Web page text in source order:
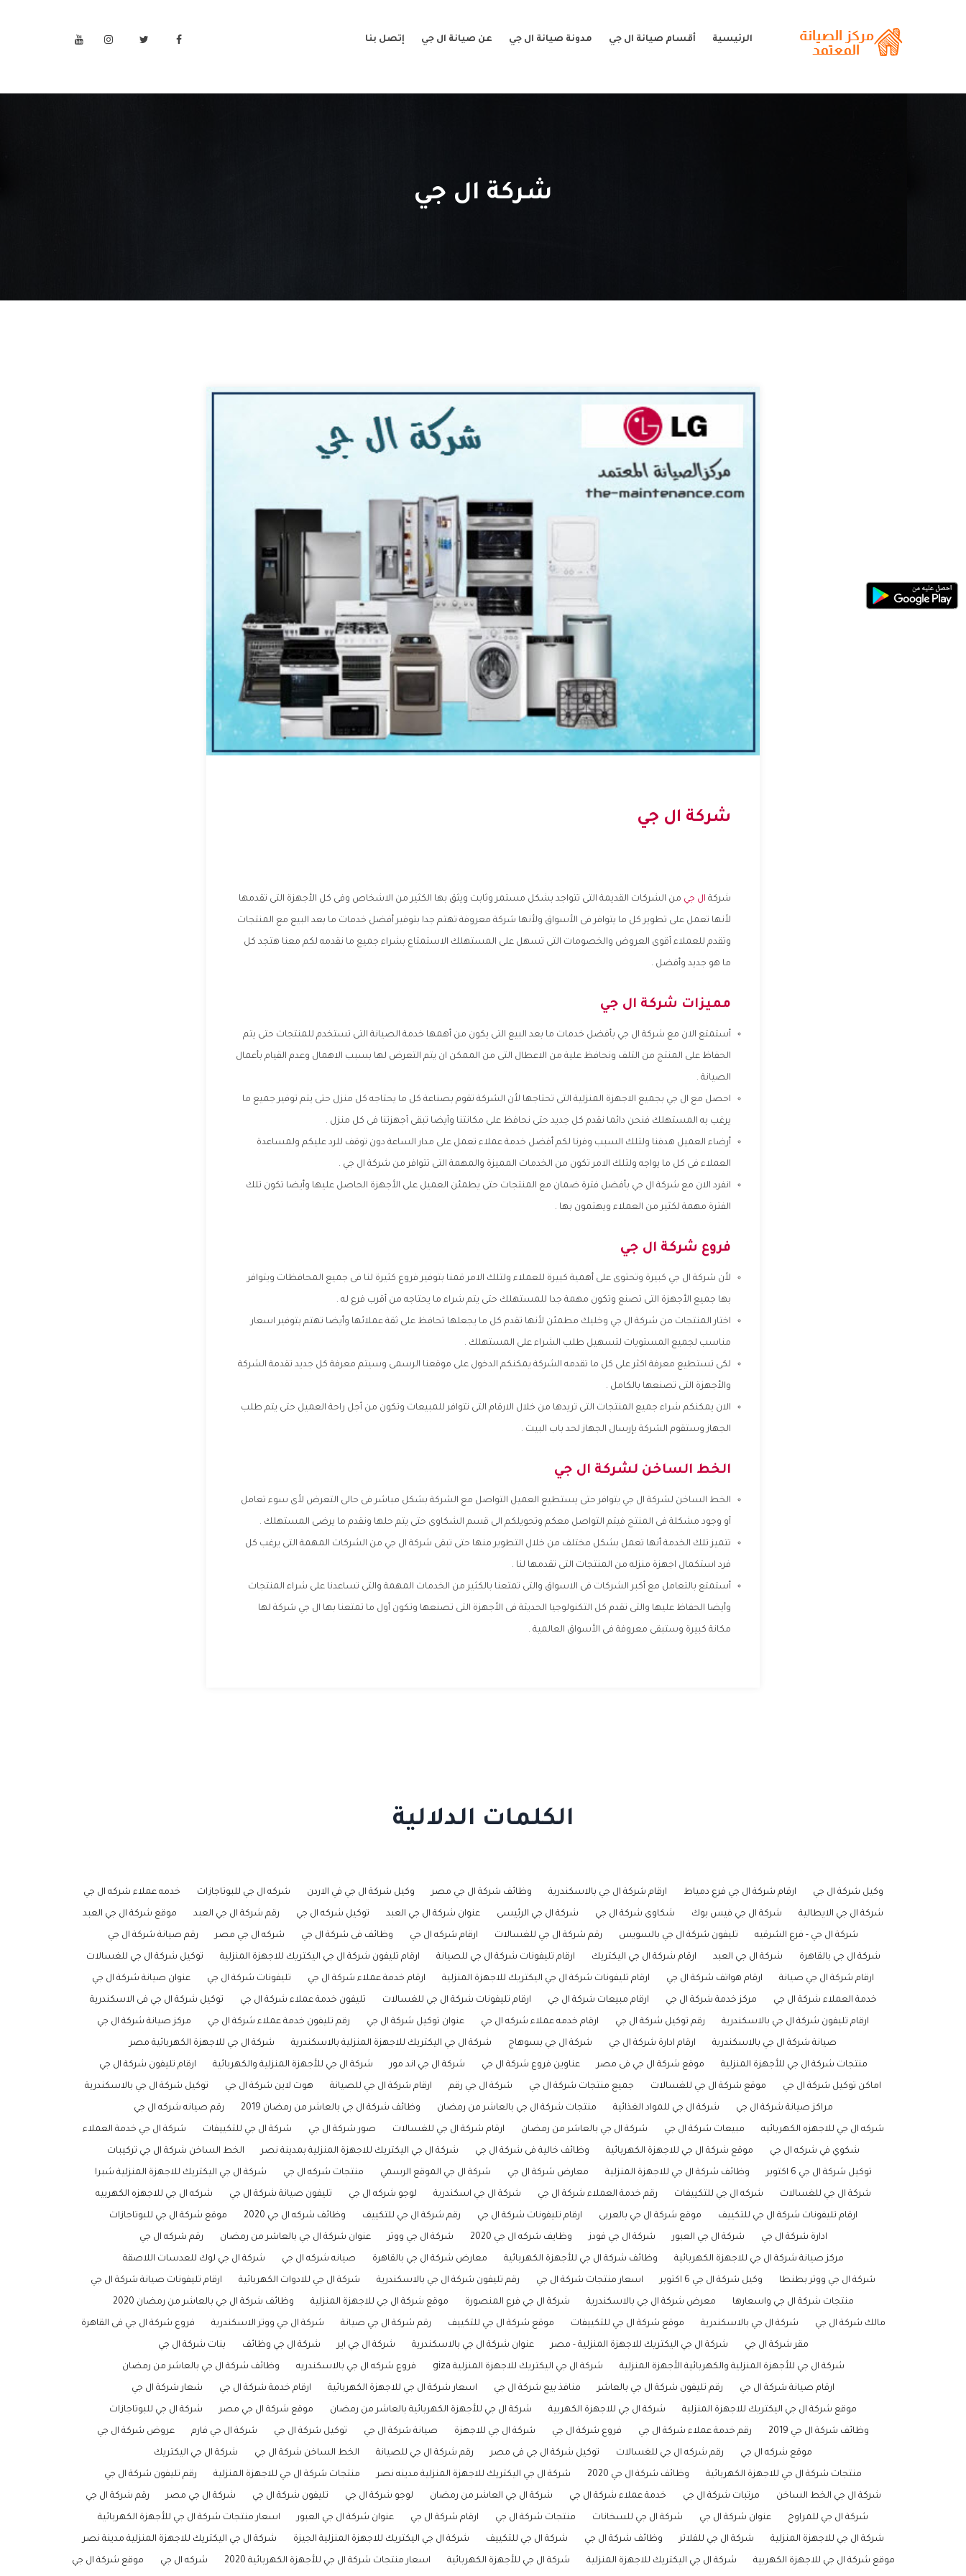
الرئيسية أقسام صيانة ال جي مدونة صيانة ال جي عن صيانة ال جي إتصل بنا
شركة ال جي
شركة ال جي
شركة ال جي من الشركات القديمة التى تتواجد بشكل مستمر وثابت ويثق بها الكثير من الاشخاص وفى كل الأجهزة التى تقدمها
لأنها تعمل على تطوير كل ما يتوافر فى الأسواق ولأنها شركة معروفة تهتم جدا بتوفير أفضل خدمات ما بعد البيع مع المنتجات
وتقدم للعملاء أقوى العروض والخصومات التى تسهل على المستهلك الاستمتاع بشراء جميع ما نقدمه لكم معنا هتجد كل
ما هو جديد وأفضل .
مميزات شركة ال جي
أستمتع الان مع شركة ال جي بأفضل خدمات ما بعد البيع التى يكون من أهمها خدمة الصيانة التى تستخدم للمنتجات حتى يتم
الحفاظ على المنتج من التلف ونحافظ علية من الاعطال التى من الممكن ان يتم التعرض لها بسبب الاهمال وعدم القيام بأعمال
الصيانة .
احصل مع ال جي بجميع الاجهزة المنزلية التى تحتاجها لأن الشركة تقوم بصناعة كل ما يحتاجه كل منزل حتى يتم توفير جميع ما
يرغب به المستهلك فنحن دائما نقدم كل جديد حتى نحافظ على مكانتنا وأيضا تبقى أجهزتنا فى كل منزل .
أرضاء العميل هدفنا ولتلك السبب وفرنا لكم أفضل خدمة عملاء تعمل على مدار الساعة دون توقف للرد عليكم ولمساعدة
العملاء فى كل ما يواجه ولتلك الامر تكون من الخدمات المميزة والمهمة التى تتوافر من شركة ال جي .
انفرد الان مع شركة ال جي بأفضل فترة ضمان مع المنتجات حتى يطمئن العميل على الأجهزة الحاصل عليها وأيضا تكون تلك
الفترة مهمة لكثير من العملاء ويهتمون بها .
فروع شركة ال جي
لأن شركة ال جي كبيرة وتحتوى على أهمية كبيرة للعملاء ولتلك الامر قمنا بتوفير فروع كثيرة لنا فى جميع المحافظات ويتوافر
بها جميع الأجهزة التى تصنع وتكون مهمة جدا للمستهلك حتى يتم شراء ما يحتاجه من أقرب فرع له .
اختار المنتجات من شركة ال جي وخليك مطمئن لأنها تقدم كل ما يجعلها تحافظ على ثقة عملائها وأيضا تهتم بتوفير اسعار
مناسب لجميع المستويات لتسهيل طلب الشراء على المستهلك .
لكى تستطيع معرفة اكثر على كل ما تقدمه الشركة يمكنكم الدخول على موقعنا الرسمى وسيتم معرفة كل جديد تقدمة الشركة
والأجهزة التى تصنعها بالكامل .
الان يمكنكم شراء جميع المنتجات التى تريدها من خلال الارقام التى تتوافر للمبيعات وتكون من أجل راحة العميل حتى يتم طلب
الجهاز وستقوم الشركة بإرسال الجهاز لحد باب البيت .
الخط الساخن لشركة ال جي
الخط الساخن لشركة ال جي يتوافر حتى يستطيع العميل التواصل مع الشركة بشكل مباشر فى حالى التعرض لأى سوء تعامل
أو وجود مشكلة فى المنتج فيتم التواصل معكم وتحويلكم الى قسم الشكاوى حتى يتم حلها ونقدم ما يرضى المستهلك .
تتميز تلك الخدمة أنها تعمل بشكل مختلف من خلال التطوير منها حتى تبقى شركة ال جي من الشركات المهمة التى يرغب كل
فرد استكمال اجهزة منزله من المنتجات التى تقدمها لنا .
أستمتع بالتعامل مع أكبر الشركات فى الاسواق والتى تمتعنا بالكثير من الخدمات المهمة والتى تساعدنا على شراء المنتجات
وأيضا الحفاظ عليها والتى تقدم كل التكنولوجيا الحديثة فى الأجهزة التى تصنعها وتكون أول ما تمتعنا بها ال جي شركة لها
مكانة كبيرة وستبقى معروفة فى الأسواق العالمية .
الكلمات الدلالية
وكيل شركة ال جي ارقام شركة ال جي فرع دمياط ارقام شركة ال جي بالاسكندرية وظائف شركة ال جي مصر وكيل شركة ال جي في الاردن شركه ال جي للبوتاجازات خدمه عملاء شركه ال جي
شركة ال جي الايطالية شركة ال جي فيس بوك شكاوى شركة ال جي شركة ال جي الرئيسى عنوان شركة ال جي العبد توكيل شركه ال جي رقم شركة ال جي العبد موقع شركة ال جي العبد
شركة ال جي - فرع الشرقيه تليفون شركة ال جي بالسويس رقم شركة ال جي للغسالات ارقام شركه ال جي وظائف فى شركة ال جي شركه ال جي مصر رقم صيانة شركة ال جي
شركة ال جي بالقاهرة شركة ال جي العبد ارقام شركة ال جي اليكتريك ارقام تليفونات شركة ال جي للصيانة ارقام تليفون شركة ال جي اليكتريك للاجهزة المنزلية توكيل شركة ال جي للغسالات
ارقام شركة ال جي صيانة ارقام هواتف شركة ال جي ارقام تليفونات شركة ال جي اليكتريك للاجهزة المنزلية ارقام خدمة عملاء شركة ال جي تليفونات شركة ال جي عنوان صيانة شركة ال جي
خدمة العملاء شركة ال جي مركز خدمة شركة ال جي ارقام مبيعات شركة ال جي ارقام تليفونات شركة ال جي للغسالات تليفون خدمة عملاء شركة ال جي توكيل شركة ال جي فى الاسكندرية
ارقام تليفون شركة ال جي بالاسكندرية رقم توكيل شركة ال جي ارقام خدمه عملاء شركه ال جي عنوان توكيل شركة ال جي رقم تليفون خدمة عملاء شركة ال جي مركز صيانة شركة ال جي
صيانة شركة ال جي بالاسكندرية ارقام ادارة شركة ال جي شركة ال جي بسوهاج شركة ال جي اليكتريك للاجهزة المنزلية بالاسكندرية شركة ال جي للاجهزة الكهربائية مصر
منتجات شركة ال جي للأجهزة المنزلية موقع شركة ال جي فى مصر عناوين فروع شركة ال جي شركة ال جي اند مور شركة ال جي للأجهزة المنزلية والكهربائية ارقام تليفون شركة ال جي
اماكن توكيل شركة ال جي موقع شركة ال جي للغسالات جميع منتجات شركة ال جي شركة ال جي رقم ارقام شركة ال جي للصيانة هوت لاين شركة ال جي توكيل شركة ال جي بالاسكندرية
مراكز صيانة شركة ال جي شركة ال جي للمواد الغذائية منتجات شركة ال جي بالعاشر من رمضان وظائف شركة ال جي بالعاشر من رمضان 2019 رقم صيانه شركه ال جي
شركه ال جي للاجهزه الكهربائيه مبيعات شركة ال جي شركة ال جي بالعاشر من رمضان ارقام شركة ال جي للغسالات صور شركة ال جي شركة ال جي للتكييفات شركة ال جي خدمة العملاء
شكوي في شركه ال جي موقع شركة ال جي للاجهزة الكهربائية وظائف خالية فى شركة ال جي شركة ال جي اليكتريك للاجهزة المنزلية بمدينة نصر الخط الساخن شركة ال جي تركيبات
توكيل شركة ال جي 6 اكتوبر وظائف شركة ال جي للاجهزة المنزلية معارض شركة ال جي شركة ال جي الموقع الرسمي منتجات شركه ال جي شركة ال جي اليكتريك للاجهزة المنزلية شبرا
شركة ال جي للغسالات شركه ال جي للتكييفات رقم خدمة العملاء شركة ال جي شركة ال جي اسكندرية لوجو شركه ال جي تليفون صيانة شركة ال جي شركه ال جي للاجهزه الكهربيه
ارقام تليفونات شركة ال جي للتكييف موقع شركة ال جي بالعربى ارقام تليفونات شركة ال جي رقم شركة ال جي للتكييف وظائف شركه ال جي 2020 موقع شركة ال جي للبوتاجازات
ادارة شركة ال جي شركة ال جي العبور شركة ال جي فودز وظايف شركه ال جي 2020 شركة ال جي ووتر عنوان شركة ال جي بالعاشر من رمضان رقم شركه ال جي
مركز صيانة شركة ال جي للاجهزة الكهربائية وظائف شركة ال جي للأجهزة الكهربائية معارض شركة ال جي بالقاهرة صيانه شركه ال جي شركة ال جي لوك للعدسات اللاصقة
شركة ال جي ووتر بطنطا وكيل شركة ال جي 6 اكتوبر اسعار منتجات شركة ال جي رقم تليفون شركة ال جي بالاسكندرية شركة ال جي للادوات الكهربائية ارقام تليفونات صيانة شركة ال جي
منتجات شركة ال جي واسعارها معرض شركة ال جي بالاسكندرية شركة ال جي فرع المنصورة موقع شركة ال جي للاجهزة المنزلية وظائف شركة ال جي بالعاشر من رمضان 2020
مالك شركة ال جي شركة ال جي بالاسكندرية موقع شركة ال جي للتكييفات موقع شركة ال جي للتكييف رقم شركة ال جي صيانة شركة ال جي ووتر الاسكندرية فروع شركة ال جي فى القاهرة
مقر شركة ال جي شركة ال جي اليكتريك للاجهزة المنزلية - مصر عنوان شركة ال جي بالاسكندرية شركة ال جي اير شركة ال جي وظائف بنات شركة ال جي
شركة ال جي للأجهزة المنزلية والكهربائية الأجهزة المنزلية شركة ال جي اليكتريك للاجهزة المنزلية giza فروع شركه ال جي بالاسكندريه وظائف شركة ال جي بالعاشر من رمضان
ارقام صيانة شركة ال جي رقم تليفون شركة ال جي بالعاشر منافذ بيع شركة ال جي اسعار شركة ال جي للاجهزة الكهربائية ارقام خدمة شركة ال جي شعار شركة ال جي
موقع شركة ال جي اليكتريك للاجهزة المنزلية شركة ال جي للاجهزة الكهربية شركة ال جي للأجهزة الكهربائية بالعاشر من رمضان موقع شركة ال جي مصر شركة ال جي للبوتاجازات
وظائف شركة ال جي 2019 رقم خدمة عملاء شركة ال جي فروع شركة ال جي شركة ال جي للاجهزة صيانة شركة ال جي توكيل شركة ال جي شركة ال جي فارم عروض شركة ال جي
موقع شركه ال جي رقم شركه ال جي للغسالات توكيل شركة ال جي فى مصر رقم شركة ال جي للصيانة الخط الساخن شركة ال جي شركة ال جي اليكتريك
منتجات شركة ال جي للاجهزة الكهربائية وظائف شركة ال جي 2020 شركة ال جي اليكتريك للاجهزة المنزلية مدينه نصر منتجات شركة ال جي للاجهزة المنزلية رقم تليفون شركة ال جي
شركة ال جي الخط الساخن مرتبات شركة ال جي خدمة عملاء شركة ال جي شركة ال جي العاشر من رمضان لوجو شركة ال جي تليفون شركة ال جي شركة ال جي مصر رقم شركة ال جي
شركة ال جي للمراوح عنوان شركة ال جي شركة ال جي للسخانات منتجات شركة ال جي ارقام شركة ال جي عنوان شركة ال جي العبور اسعار منتجات شركة ال جي للأجهزة الكهربائية
شركة ال جي للاجهزة المنزلية شركة ال جي للفلاتر وظائف شركة ال جي شركة ال جي للتكييف شركة ال جي اليكتريك للاجهزة المنزلية الجيزة شركة ال جي اليكتريك للاجهزة المنزلية مدينة نصر
موقع شركة ال جي للاجهزة الكهربية شركة ال جي اليكتريك للاجهزة المنزلية شركة ال جي للأجهزة الكهربائية اسعار منتجات شركة ال جي للأجهزة الكهربائية 2020 شركه ال جي موقع شركة ال جي